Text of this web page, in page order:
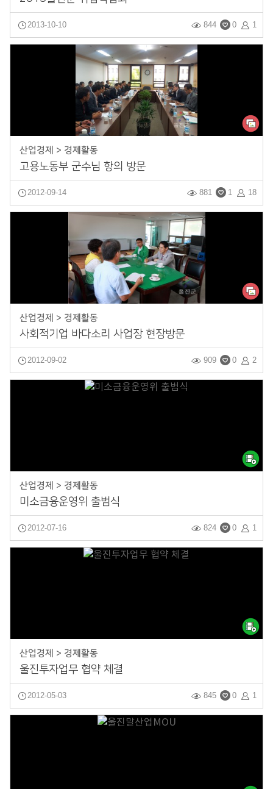
2013-10-10 1
0
844
산업경제 > 경제활동
고용노동부 군수님 항의 방문
2012-09-14 18
1
881
산업경제 > 경제활동
사회적기업 바다소리 사업장 현장방문
2012-09-02 2
0
909
산업경제 > 경제활동
미소금융운영위 출범식
2012-07-16 1
0
824
산업경제 > 경제활동
울진투자업무 협약 체결
2012-05-03 1
0
845